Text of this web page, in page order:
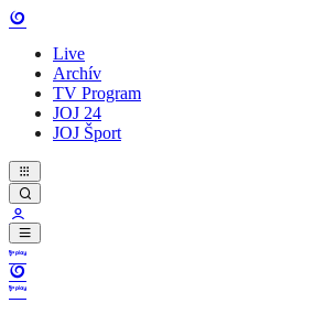
Live
Archív
TV Program
JOJ 24
JOJ Šport